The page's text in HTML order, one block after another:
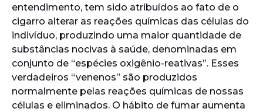
entendimento, tem sido atribuídos ao fato de o
cigarro alterar as reações químicas das células do
indivíduo, produzindo uma maior quantidade de
substâncias nocivas à saúde, denominadas em
conjunto de “espécies oxigênio-reativas”. Esses
verdadeiros “venenos” são produzidos
normalmente pelas reações químicas de nossas
células e eliminados. O hábito de fumar aumenta